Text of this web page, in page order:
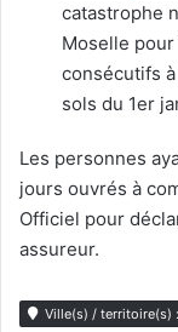
catastrophe
Moselle
consécutifs
sols du 1er
Les personnes
jours ouvrés à
Officiel pour
assureur.
Ville(s) / territoire(s) :